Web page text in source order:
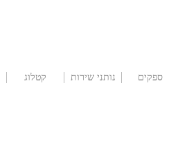
ספקים
נותני שירות
קטלוג